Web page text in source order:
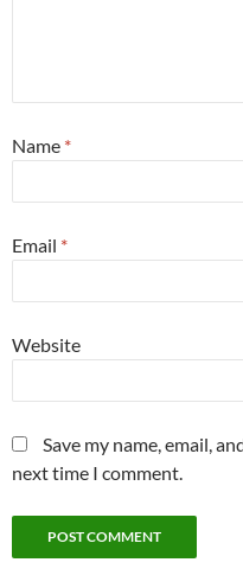
Name *
Email *
Website
Save my name, email,
next time I comment.